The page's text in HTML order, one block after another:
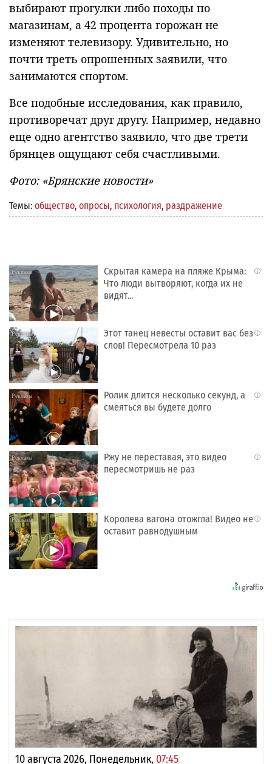
выбирают прогулки либо походы по
магазинам, а 42 процента горожан не
изменяют телевизору. Удивительно, но
почти треть опрошенных заявили, что
занимаются спортом.
Все подобные исследования, как правило,
противоречат друг другу. Например, недавно
еще одно агентство заявило, что две трети
брянцев ощущают себя счастливыми.
Фото: «Брянские новости»
Темы: общество, опросы, психология, раздражение
i
Скрытая камера на пляже Крыма:
Что люди вытворяют, когда их не
видят...
i
Этот танец невесты оставит вас без
слов! Пересмотрела 10 раз
i
Ролик длится несколько секунд, а
смеяться вы будете долго
i
Ржу не переставая, это видео
пересмотришь не раз
i
Королева вагона отожгла! Видео не
оставит равнодушным
10 августа 2026, Понедельник, 07:45